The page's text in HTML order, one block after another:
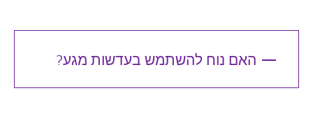
האם נוח להשתמש בעדשות מגע?